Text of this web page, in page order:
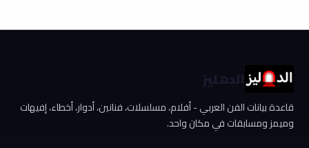
الدهليز
قاعدة بيانات الفن العربي - أفلام، مسلسلات، فنانين، أدوار، أخطاء، إفيهات
وميمز ومسابقات في مكان واحد.